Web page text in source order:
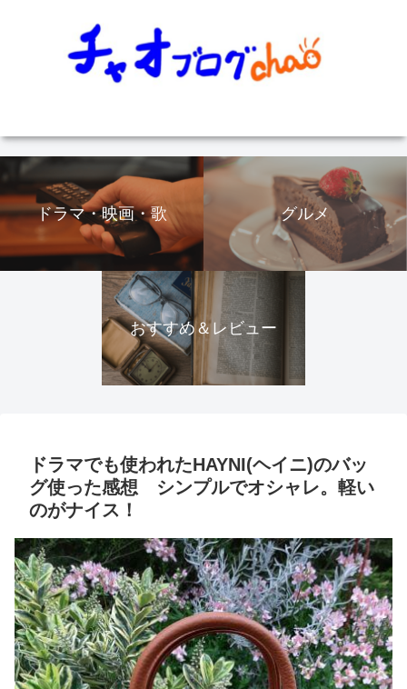
ドラマ・映画・歌 グルメ
おすすめ＆レビュー
ドラマでも使われたHAYNI(ヘイニ)のバッ
グ使った感想 シンプルでオシャレ。軽い
のがナイス！